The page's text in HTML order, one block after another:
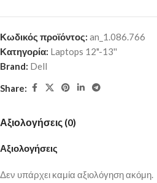
Κωδικός προϊόντος: an_1.086.766
Κατηγορία: Laptops 12"-13''
Brand: Dell
Share:
Αξιολογήσεις (0)
Αξιολογήσεις
Δεν υπάρχει καμία αξιολόγηση ακόμη.